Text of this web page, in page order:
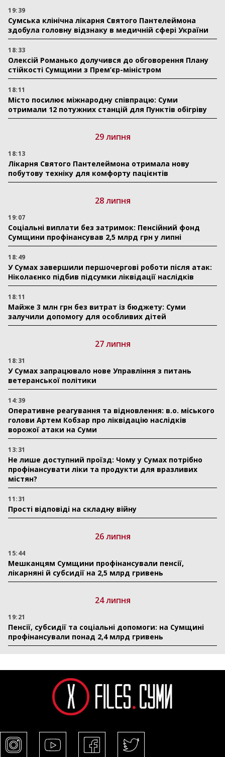
19:39
Сумська клінічна лікарня Святого Пантелеймона
здобула головну відзнаку в медичній сфері України
18:33
Олексій Романько долучився до обговорення Плану
стійкості Сумщини з Прем’єр-міністром
18:11
Місто посилює міжнародну співпрацю: Суми
отримали 12 потужних станцій для Пунктів обігріву
29 липня
18:13
Лікарня Святого Пантелеймона отримала нову
побутову техніку для комфорту пацієнтів
28 липня
19:07
Соціальні виплати без затримок: Пенсійний фонд
Сумщини профінансував 2,5 млрд грн у липні
18:49
У Сумах завершили першочергові роботи після атак:
Ніколаєнко підбив підсумки ліквідації наслідків
18:11
Майже 3 млн грн без витрат із бюджету: Суми
залучили допомогу для особливих дітей
27 липня
18:31
У Сумах запрацювало нове Управління з питань
ветеранської політики
14:39
Оперативне реагування та відновлення: в.о. міського
голови Артем Кобзар про ліквідацію наслідків
ворожої атаки на Суми
13:31
Не лише доступний проїзд: Чому у Сумах потрібно
профінансувати ліки та продукти для вразливих
містян?
11:31
Прості відповіді на складну війну
26 липня
15:44
Мешканцям Сумщини профінансували пенсії,
лікарняні й субсидії на 2,5 млрд гривень
24 липня
19:21
Пенсії, субсидії та соціальні допомоги: на Сумщині
профінансували понад 2,4 млрд гривень